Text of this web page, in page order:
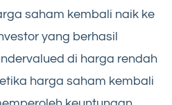
saham kembali naik ke
yang berhasil
di harga rendah
harga saham kembali